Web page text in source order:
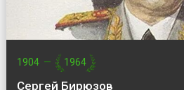
1904 — 1964
Сергей Бирюзов